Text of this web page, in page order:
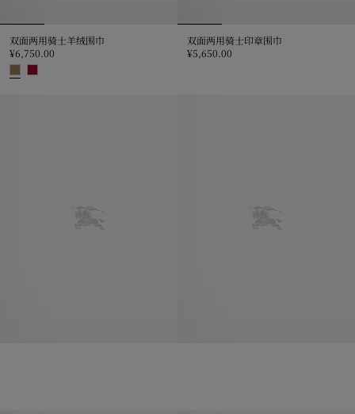
双面两用骑士羊绒围巾
¥6,750.00
双面两用骑士印章围巾
¥5,650.00